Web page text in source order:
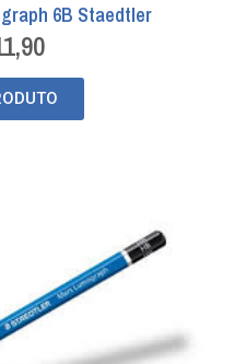
6B Staedtler